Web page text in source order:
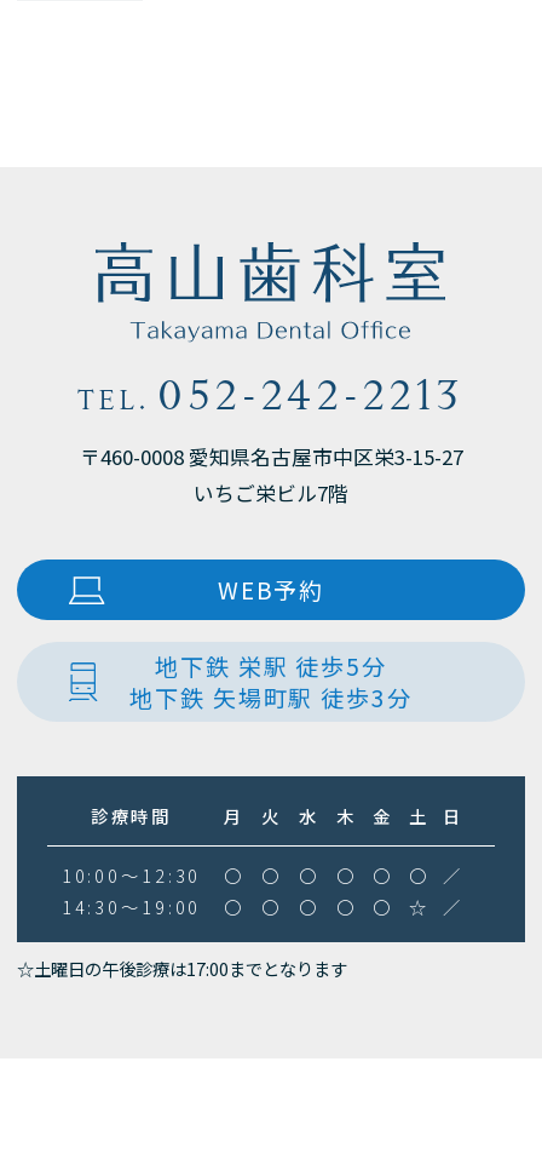
TEL. 052-242-2213
〒460-0008 愛知県名古屋市中区栄3-15-27
いちご栄ビル7階
WEB予約
地下鉄 栄駅 徒歩5分
地下鉄 矢場町駅 徒歩3分
診療時間 月 火 水 木 金 土 日
10:00～12:30 〇 〇 〇 〇 〇 〇
／
14:30～19:00
〇 〇 〇 〇 〇 ☆ ／
☆土曜日の午後診療は17:00までとなります